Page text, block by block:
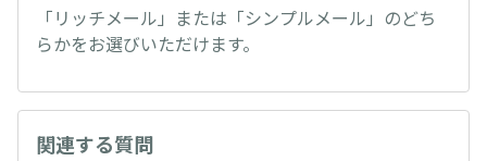
「リッチメール」または「シンプルメール」のどち
らかをお選びいただけます。
関連する質問